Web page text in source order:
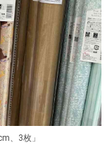
、3枚」